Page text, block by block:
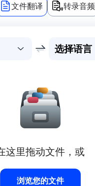
文件翻译 转录音频
选择语言
这里拖动文件，或
浏览您的文件